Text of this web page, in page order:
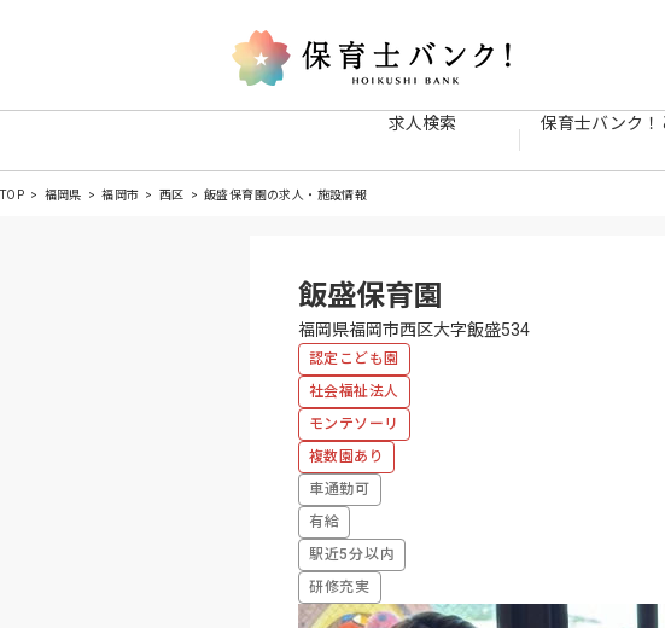
求人検索 保育士バンク！
TOP 福岡県 福岡市 西区 飯盛保育園の求人・施設情報
飯盛保育園
福岡県福岡市西区大字飯盛534
認定こども園
社会福祉法人
モンテソーリ
複数園あり
車通勤可
有給
駅近5分以内
研修充実